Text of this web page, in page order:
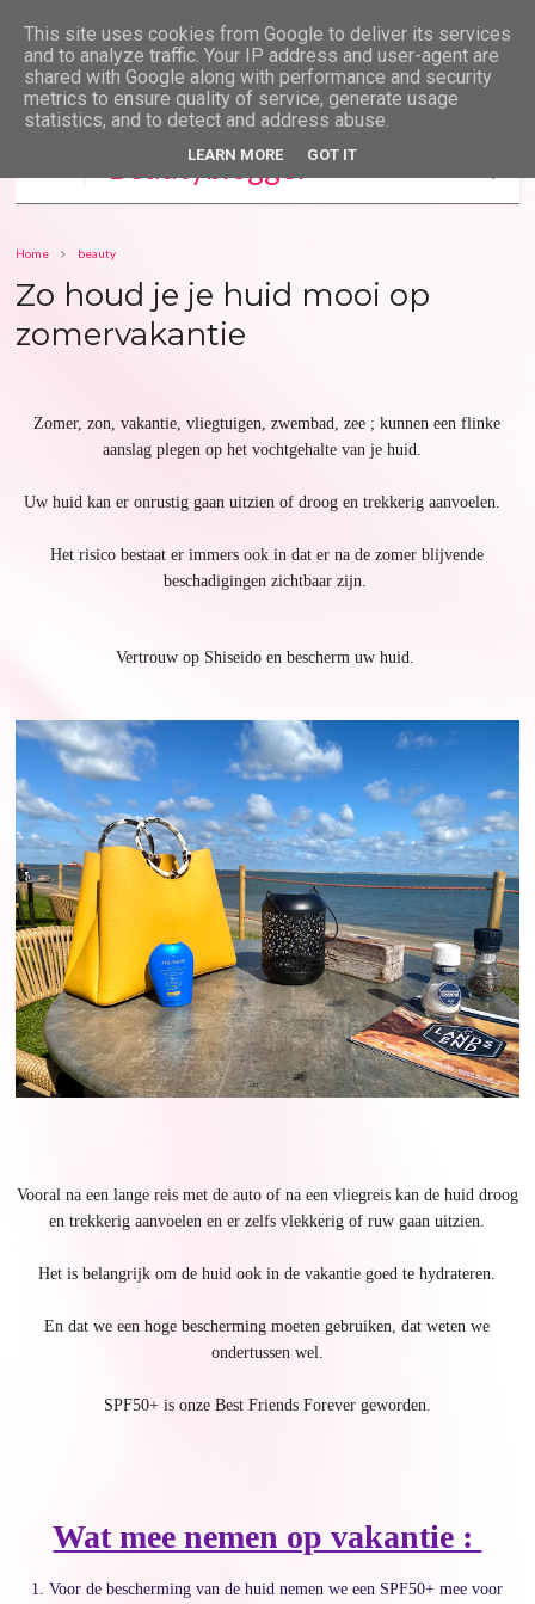
Beautyblogger
Lieve Driesen
Home beauty
Zo houd je je huid mooi op
zomervakantie
Zomer, zon, vakantie, vliegtuigen, zwembad, zee ; kunnen een flinke
aanslag plegen op het vochtgehalte van je huid.
Uw huid kan er onrustig gaan uitzien of droog en trekkerig aanvoelen.
Het risico bestaat er immers ook in dat er na de zomer blijvende
beschadigingen zichtbaar zijn.
Vertrouw op Shiseido en bescherm uw huid.
Vooral na een lange reis met de auto of na een vliegreis kan de huid droog
en trekkerig aanvoelen en er zelfs vlekkerig of ruw gaan uitzien.
Het is belangrijk om de huid ook in de vakantie goed te hydrateren.
En dat we een hoge bescherming moeten gebruiken, dat weten we
ondertussen wel.
SPF50+ is onze Best Friends Forever geworden.
Wat mee nemen op vakantie :
1. Voor de bescherming van de huid nemen we een SPF50+ mee voor
This site uses cookies from Google to deliver its services
and to analyze traffic. Your IP address and user-agent are
shared with Google along with performance and security
metrics to ensure quality of service, generate usage
statistics, and to detect and address abuse.
LEARN MORE GOT IT